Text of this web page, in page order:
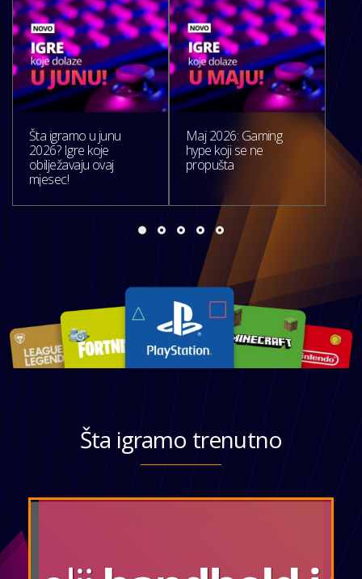
Šta igramo u junu
2026? Igre koje
obilježavaju ovaj
mjesec!
Maj 2026: Gaming
hype koji se ne
propušta
Šta igramo trenutno